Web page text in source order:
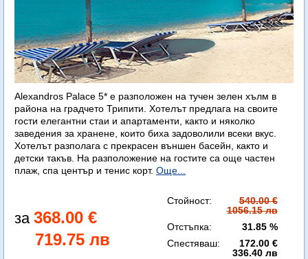
Alexandros Palace 5* e разположен на тучен зелен хълм в
района на градчето Трипити. Хотелът предлага на своите
гости елегантни стаи и апартаменти, както и няколко
заведения за хранене, които биха задоволили всеки вкус.
Хотелът разполага с прекрасен външен басейн, както и
детски такъв. На разположение на гостите са още частен
плаж, спа център и тенис корт. Още...
368.00 €
719.75 лв
Стойност:
540.00 €
1056.15 лв
Отстъпка:
31.85 %
Спестяваш:
172.00 €
336.40 лв